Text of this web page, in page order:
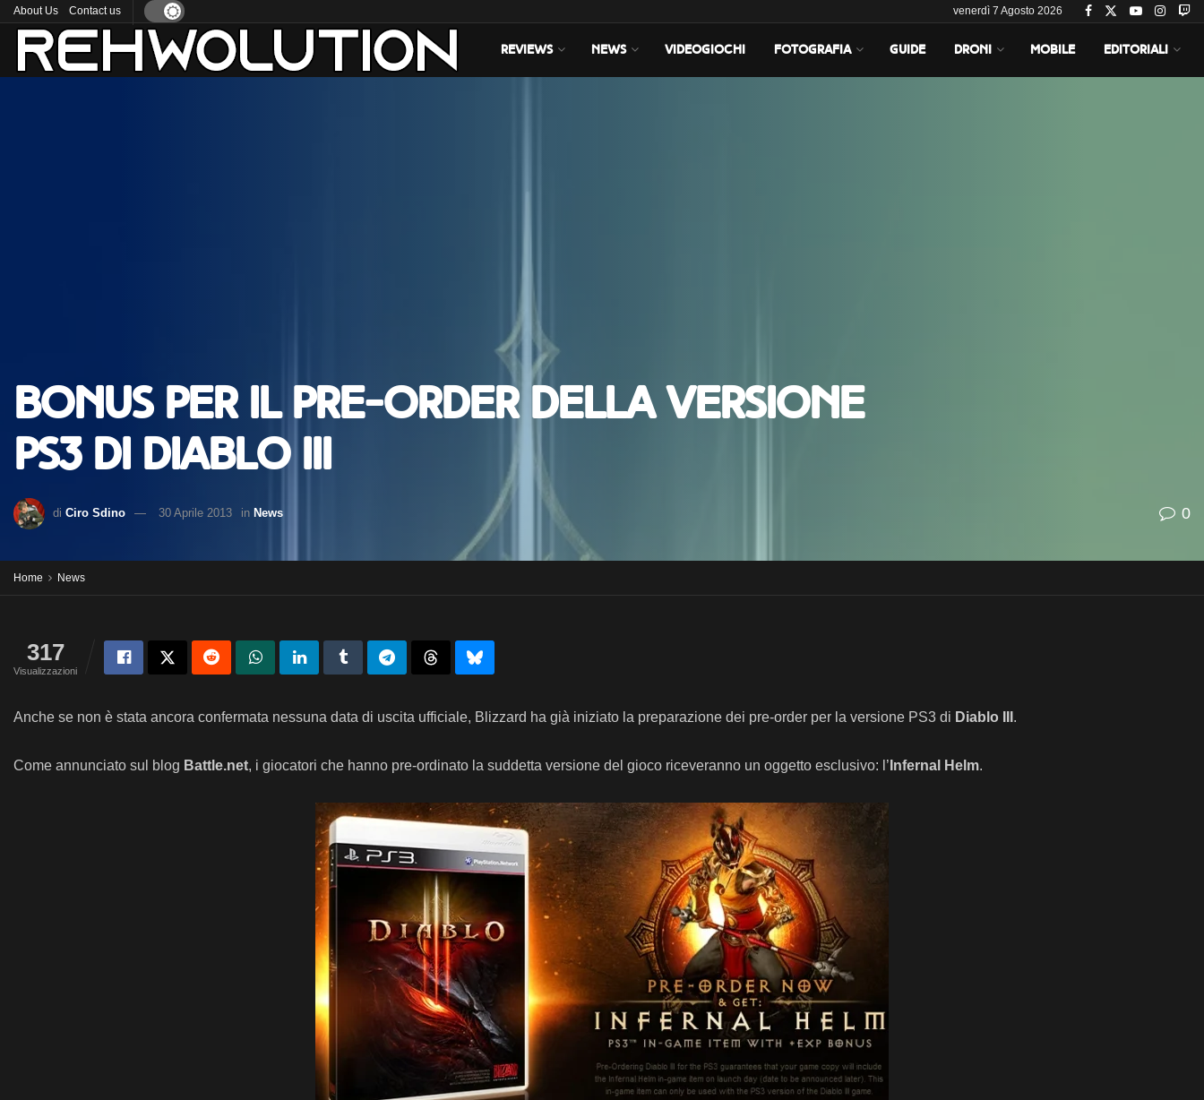
About Us Contact us venerdì 7 Agosto 2026
REVIEWS NEWS VIDEOGIOCHI FOTOGRAFIA GUIDE DRONI MOBILE EDITORIALI
Bonus per il pre-order della versione
PS3 di Diablo III
di Ciro Sdino 30 Aprile 2013 in News 0
Home News
317
Visualizzazioni
Anche se non è stata ancora confermata nessuna data di uscita ufficiale, Blizzard ha già iniziato la preparazione dei pre-order per la versione PS3 di Diablo III .
Come annunciato sul blog Battle.net, i giocatori che hanno pre-ordinato la suddetta versione del gioco riceveranno un oggetto esclusivo: l’ Infernal Helm.